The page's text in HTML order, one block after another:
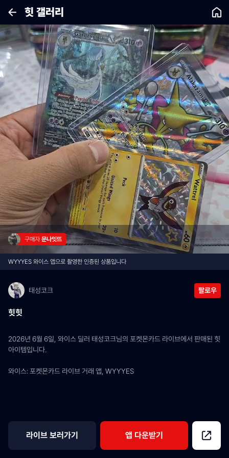
힛 갤러리
구매자 문나잇뜨
WYYYES 와이스 앱으로 촬영한 인증된 상품입니다
태성코크 팔로우
힛힛
2026년 6월 6일, 와이스 딜러 태성코크님의 포켓몬카드 라이브에서 판매된 힛
아이템입니다.
와이스: 포켓몬카드 라이브 거래 앱, WYYYES
라이브 보러가기 앱 다운받기